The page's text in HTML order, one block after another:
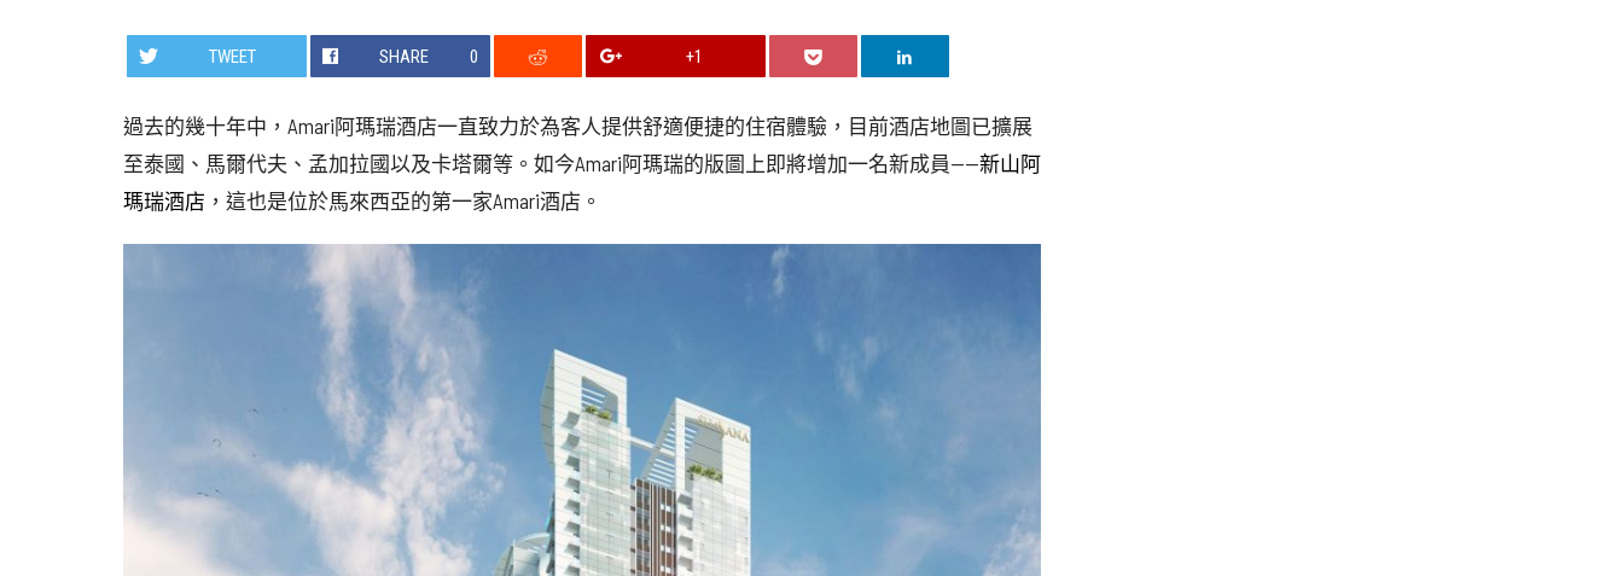
TWEET SHARE 0 +1
過去的幾十年中，Amari阿瑪瑞酒店一直致力於為客人提供舒適便捷的住宿體驗，目前酒店地圖已擴展
至泰國、馬爾代夫、孟加拉國以及卡塔爾等。如今Amari阿瑪瑞的版圖上即將增加一名新成員——新山阿
瑪瑞酒店 ，這也是位於馬來西亞的第一家Amari酒店。